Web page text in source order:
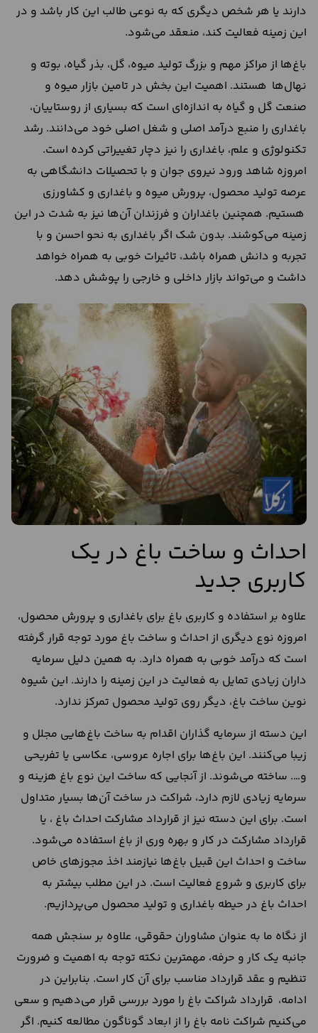
دارند یا هر شخص دیگری که به نوعی طالب این کار باشد و در
این زمینه فعالیت کند، منعقد می‌شود.
باغ‌ها از مراکز مهم و بزرگ تولید میوه، گل، بذر گیاه، بوته و
نهال‌ها هستند. اهمیت این بخش در تامین بازار میوه و
صنعت گل و گیاه به اندازه‌ای است که بسیاری از روستاییان،
باغداری را منبع درآمد اصلی و شغل اصلی خود می‌دانند. رشد
تکنولوژی و علم، باغداری را نیز دچار تغییراتی کرده است.
امروزه شاهد ورود نیروی جوان و با تحصیلات دانشگاهی به
عرصه تولید محصول، پرورش میوه و باغداری و کشاورزی
هستیم. همچنین باغداران و فرزندان آن‌ها نیز به شدت در این
زمینه می‌کوشند. بدون شک اگر باغداری به نحو احسن و با
تجربه و دانش همراه باشد، تاثیرات خوبی به همراه خواهد
داشت و می‌تواند بازار داخلی و خارجی را پوشش دهد.
احداث و ساخت باغ در یک
کاربری جدید
علاوه بر استفاده و کاربری باغ برای باغداری و پرورش محصول،
امروزه نوع دیگری از احداث و ساخت باغ مورد توجه قرار گرفته
است که درآمد خوبی به همراه دارد. به همین دلیل سرمایه
داران زیادی تمایل به فعالیت در این زمینه را دارند. این شیوه
نوین ساخت باغ، دیگر روی تولید محصول تمرکز ندارد.
این دسته از سرمایه گذاران اقدام به ساخت باغ‌هایی مجلل و
زیبا می‌کنند. این باغ‌ها برای اجاره عروسی، عکاسی یا تفریحی
و…. ساخته می‌شوند. از آنجایی که ساخت این نوع باغ هزینه و
سرمایه زیادی لازم دارد، شراکت در ساخت آن‌ها بسیار متداول
است. برای این دسته نیز از قرارداد مشارکت احداث باغ ، یا
قرارداد مشارکت در کار و بهره وری از باغ استفاده می‌شود.
ساخت و احداث این قبیل باغ‌ها نیازمند اخذ مجوز‌های خاص
برای کاربری و شروع فعالیت است. در این مطلب بیشتر به
احداث باغ در حیطه باغداری و تولید محصول می‌پردازیم.
از نگاه ما به عنوان مشاوران حقوقی، علاوه بر سنجش همه
جانبه یک کار و حرفه، مهمترین نکته توجه به اهمیت و ضرورت
تنظیم و عقد قرارداد مناسب برای آن کار است. بنابراین در
ادامه، قرارداد شراکت باغ را مورد بررسی قرار می‌دهیم و سعی
می‌کنیم شراکت نامه باغ را از ابعاد گوناگون مطالعه کنیم. اگر